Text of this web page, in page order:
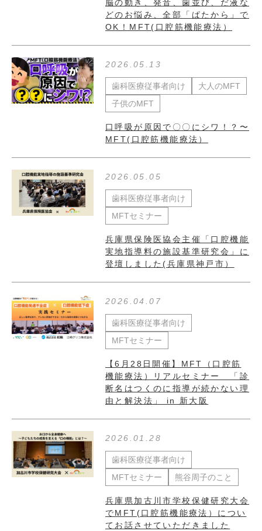
脳の動き、発音、歯並び、だ液な
どのお悩み、全部「ぱたから」で
OK！MFT(口腔筋機能療法）
2026.05.13
歯科医療従事者向け
大人のMFT
子供のMFT
口呼吸が原因で〇〇にシワ！？〜
MFT(口腔筋機能療法）
2026.05.05
歯科医療従事者向け
MFTセミナー
兵庫県保険医協会主催「口腔機能
実地指導料の施設基準研究会」に
登壇しました(兵庫県神戸市）
2026.04.07
歯科医療従事者向け
MFTセミナー
【6月28日開催】MFT（口腔筋
機能療法）リアルセミナー 「診
断名はつくのに指導が続かない理
由と解決法」 in 新大阪
2026.01.28
歯科医療従事者向け
MFTセミナー
熊谷周子のこと
兵庫県加古川市学校保健研究大会
でMFT(口腔筋機能療法）につい
てお話させていただきました